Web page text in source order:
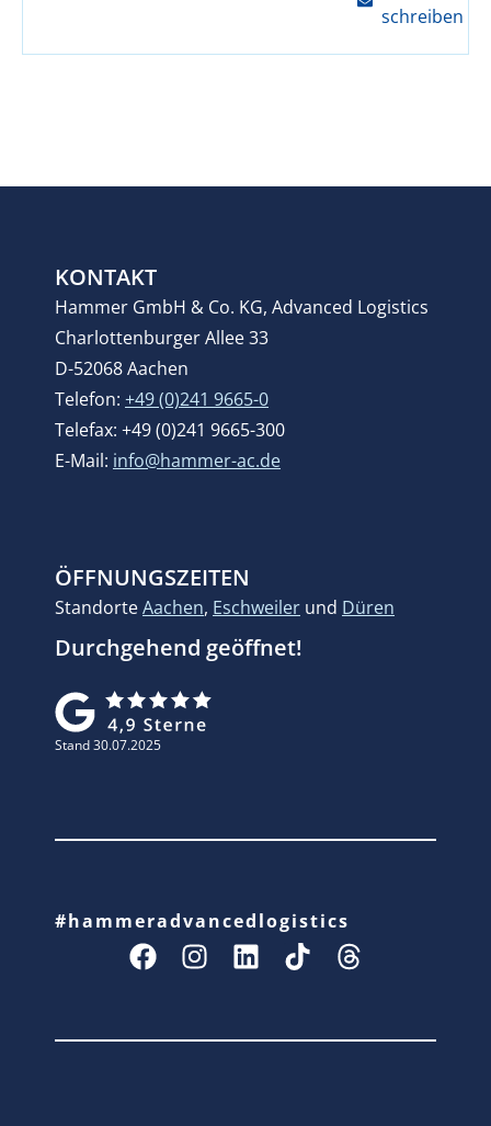
schreiben
KONTAKT
Hammer GmbH & Co. KG, Advanced Logistics
Charlottenburger Allee 33
D-52068 Aachen
Telefon: +49 (0)241 9665-0
Telefax: +49 (0)241 9665-300
E-Mail: info@hammer-ac.de
ÖFFNUNGSZEITEN
StandorteAachen, Eschweiler und Düren
Durchgehend geöffnet!
Stand 30.07.2025
#hammeradvancedlogistics